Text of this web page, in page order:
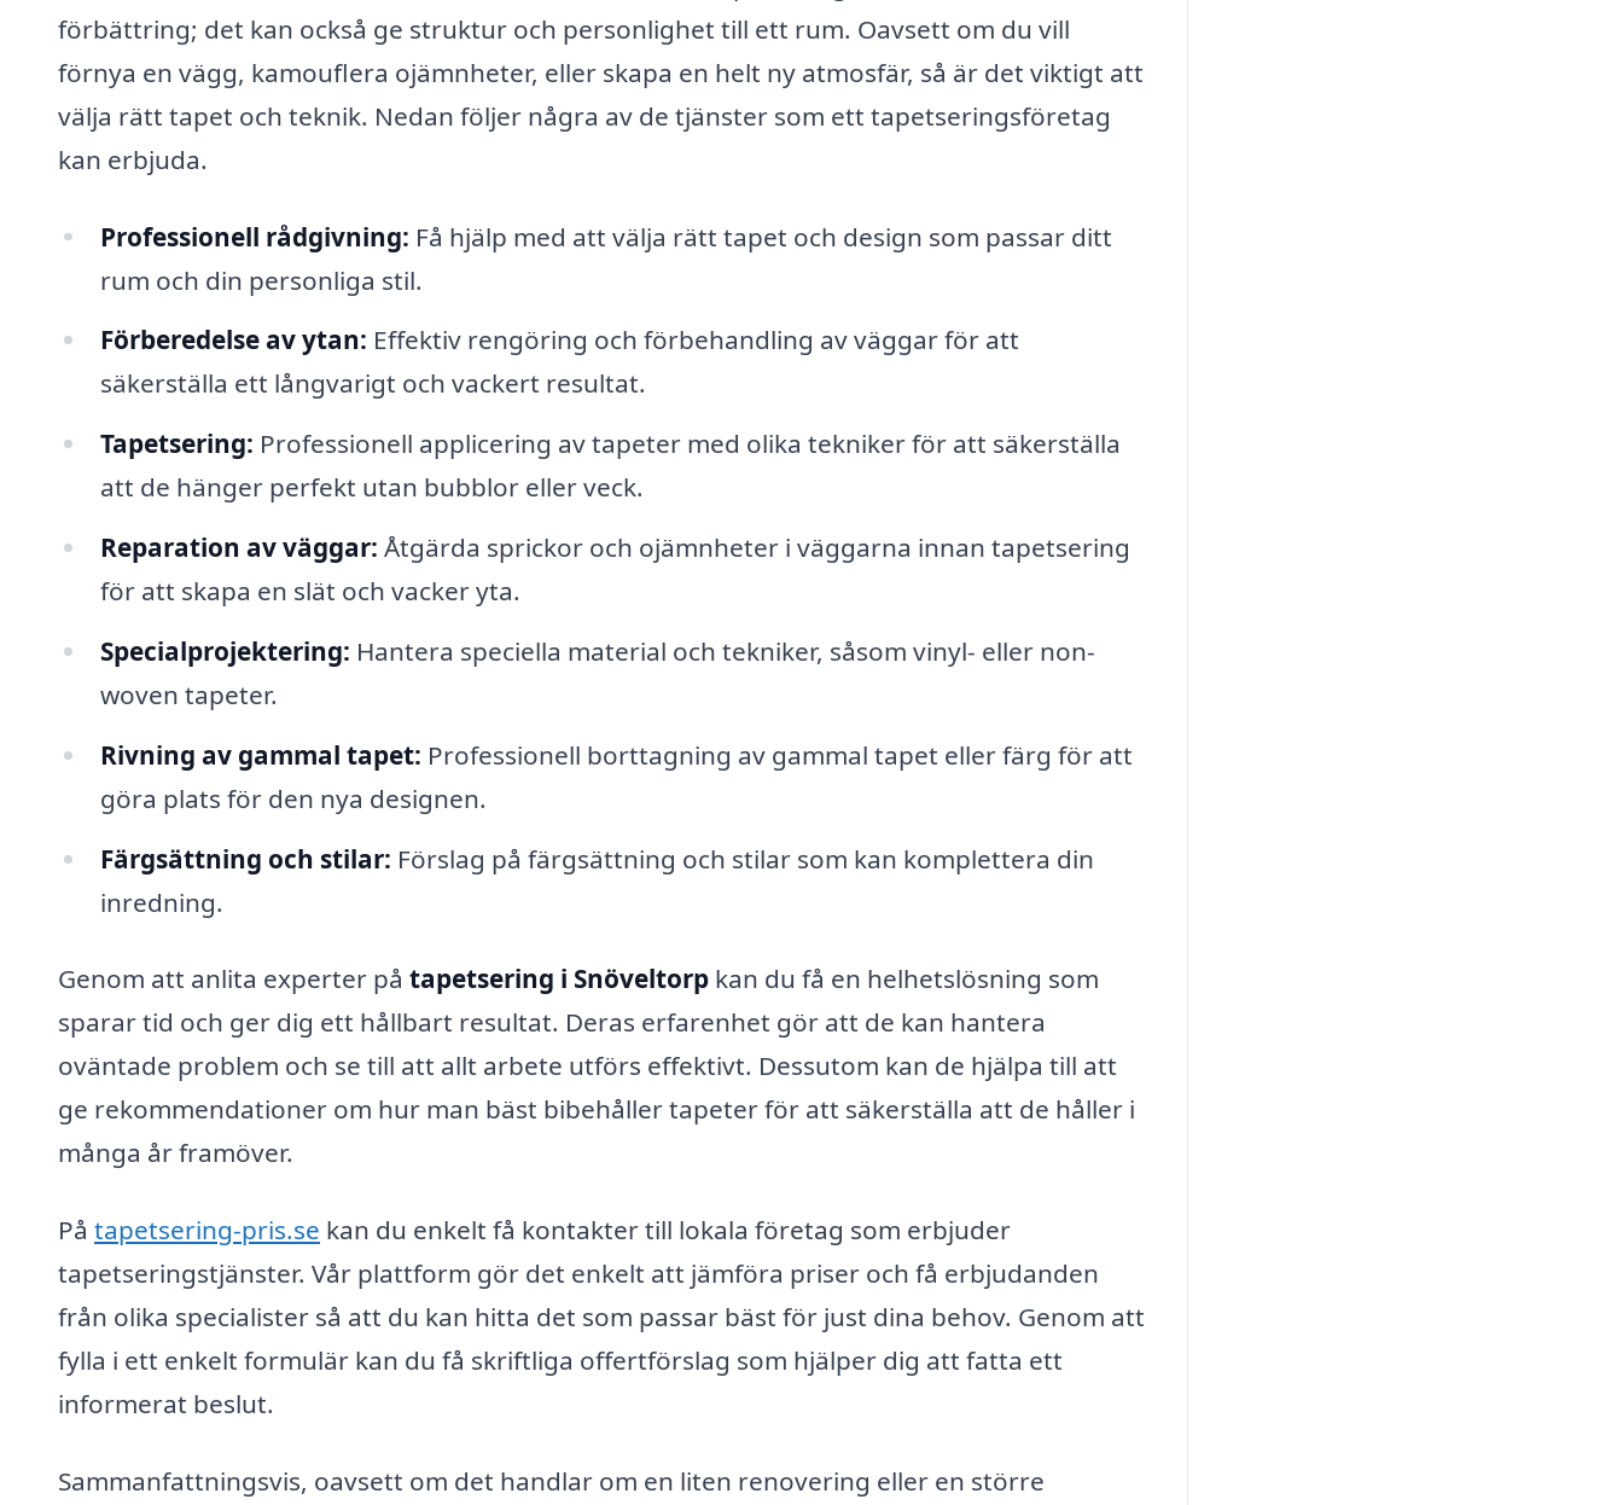
förbättring; det kan också ge struktur och personlighet till ett rum. Oavsett om du vill
förnya en vägg, kamouflera ojämnheter, eller skapa en helt ny atmosfär, så är det viktigt att
välja rätt tapet och teknik. Nedan följer några av de tjänster som ett tapetseringsföretag
kan erbjuda.
Professionell rådgivning: Få hjälp med att välja rätt tapet och design som passar ditt
rum och din personliga stil.
Förberedelse av ytan: Effektiv rengöring och förbehandling av väggar för att
säkerställa ett långvarigt och vackert resultat.
Tapetsering: Professionell applicering av tapeter med olika tekniker för att säkerställa
att de hänger perfekt utan bubblor eller veck.
Reparation av väggar: Åtgärda sprickor och ojämnheter i väggarna innan tapetsering
för att skapa en slät och vacker yta.
Specialprojektering: Hantera speciella material och tekniker, såsom vinyl- eller non-
woven tapeter.
Rivning av gammal tapet: Professionell borttagning av gammal tapet eller färg för att
göra plats för den nya designen.
Färgsättning och stilar: Förslag på färgsättning och stilar som kan komplettera din
inredning.
Genom att anlita experter på tapetsering i Snöveltorp kan du få en helhetslösning som
sparar tid och ger dig ett hållbart resultat. Deras erfarenhet gör att de kan hantera
oväntade problem och se till att allt arbete utförs effektivt. Dessutom kan de hjälpa till att
ge rekommendationer om hur man bäst bibehåller tapeter för att säkerställa att de håller i
många år framöver.
På tapetsering-pris.se kan du enkelt få kontakter till lokala företag som erbjuder
tapetseringstjänster. Vår plattform gör det enkelt att jämföra priser och få erbjudanden
från olika specialister så att du kan hitta det som passar bäst för just dina behov. Genom att
fylla i ett enkelt formulär kan du få skriftliga offertförslag som hjälper dig att fatta ett
informerat beslut.
Sammanfattningsvis, oavsett om det handlar om en liten renovering eller en större